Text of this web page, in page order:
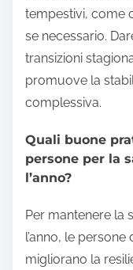
tempestivi, come
se necessario.
transizioni
promuove la
complessiva.
Quali buone
persone per la
l’anno?
Per mantenere la
l’anno, le
migliorano la